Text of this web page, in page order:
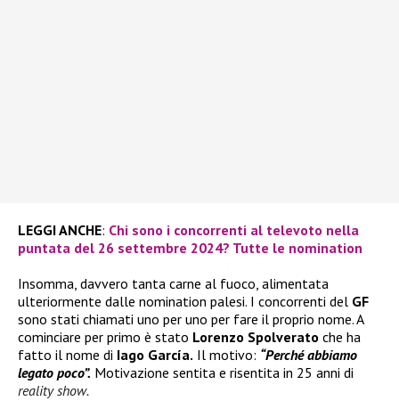
LEGGI ANCHE: Chi sono i concorrenti al televoto nella
puntata del 26 settembre 2024? Tutte le nomination
Insomma, davvero tanta carne al fuoco, alimentata
ulteriormente dalle nomination palesi. I concorrenti del GF
sono stati chiamati uno per uno per fare il proprio nome. A
cominciare per primo è stato Lorenzo Spolverato che ha
fatto il nome di Iago García. Il motivo: “Perché abbiamo
legato poco”. Motivazione sentita e risentita in 25 anni di
reality show.